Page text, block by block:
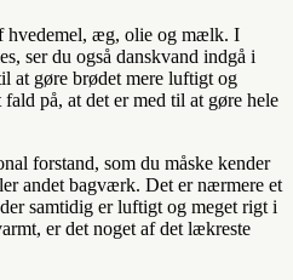
hvedemel, æg, olie og mælk. I
ser du også danskvand indgå i
at gøre brødet mere luftigt og
på, at det er med til at gøre hele
forstand, som du måske kender
andet bagværk. Det er nærmere et
samtidig er luftigt og meget rigt i
er det noget af det lækreste